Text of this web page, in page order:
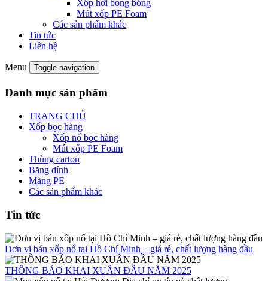
Xốp hơi bong bóng
Mút xốp PE Foam
Các sản phẩm khác
Tin tức
Liên hệ
Menu Toggle navigation
Danh mục sản phẩm
TRANG CHỦ
Xốp bọc hàng
Xốp nổ bọc hàng
Mút xốp PE Foam
Thùng carton
Băng dính
Màng PE
Các sản phẩm khác
Tin tức
Đơn vị bán xốp nổ tại Hồ Chí Minh – giá rẻ, chất lượng hàng đầu
THÔNG BÁO KHAI XUÂN ĐẦU NĂM 2025